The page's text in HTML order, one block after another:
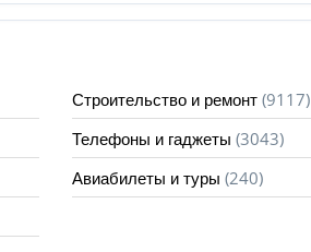
Строительство и ремонт (9117)
Телефоны и гаджеты (3043)
Авиабилеты и туры (240)